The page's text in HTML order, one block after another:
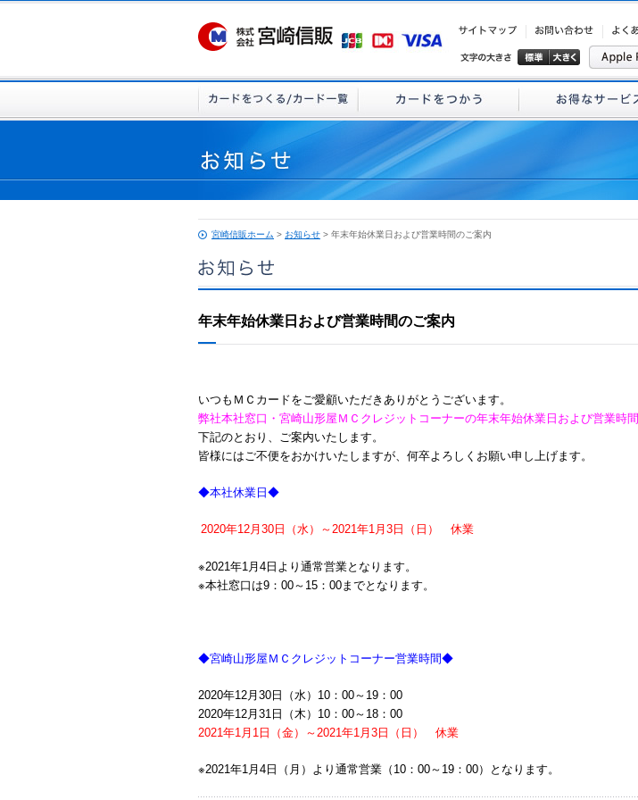
宮崎信販ホーム > お知らせ > 年末年始休業日および営業時間のご案内
年末年始休業日および営業時間のご案内
いつもＭＣカードをご愛顧いただきありがとうございます。
弊社本社窓口・宮崎山形屋ＭＣクレジットコーナーの年末年始休業日および営業時間
下記のとおり、ご案内いたします。
皆様にはご不便をおかけいたしますが、何卒よろしくお願い申し上げます。
◆本社休業日◆
2020年12月30日（水）～2021年1月3日（日） 休業
※2021年1月4日より通常営業となります。
※本社窓口は9：00～15：00までとなります。
◆宮崎山形屋ＭＣクレジットコーナー営業時間◆
2020年12月30日（水）10：00～19：00
2020年12月31日（木）10：00～18：00
2021年1月1日（金）～2021年1月3日（日）
休業
※2021年1月4日（月）より通常営業（10：00～19：00）となります。